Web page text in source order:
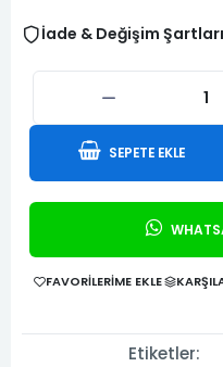
İade & Değişim Şartları
SEPETE EKLE
FAVORILERIME EKLE
Etiketler: